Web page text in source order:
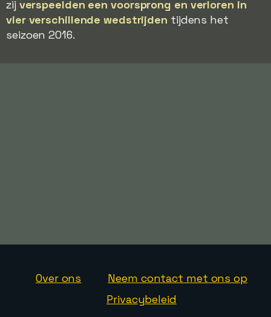
zij verspeelden een voorsprong en verloren in
vier verschillende wedstrijden tijdens het
seizoen 2016.
Over ons
Neem contact met ons op
Privacybeleid